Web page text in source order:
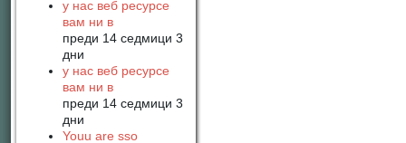
у нас веб ресурсе
вам ни в
преди 14 седмици 3
дни
у нас веб ресурсе
вам ни в
преди 14 седмици 3
дни
Youu are sso